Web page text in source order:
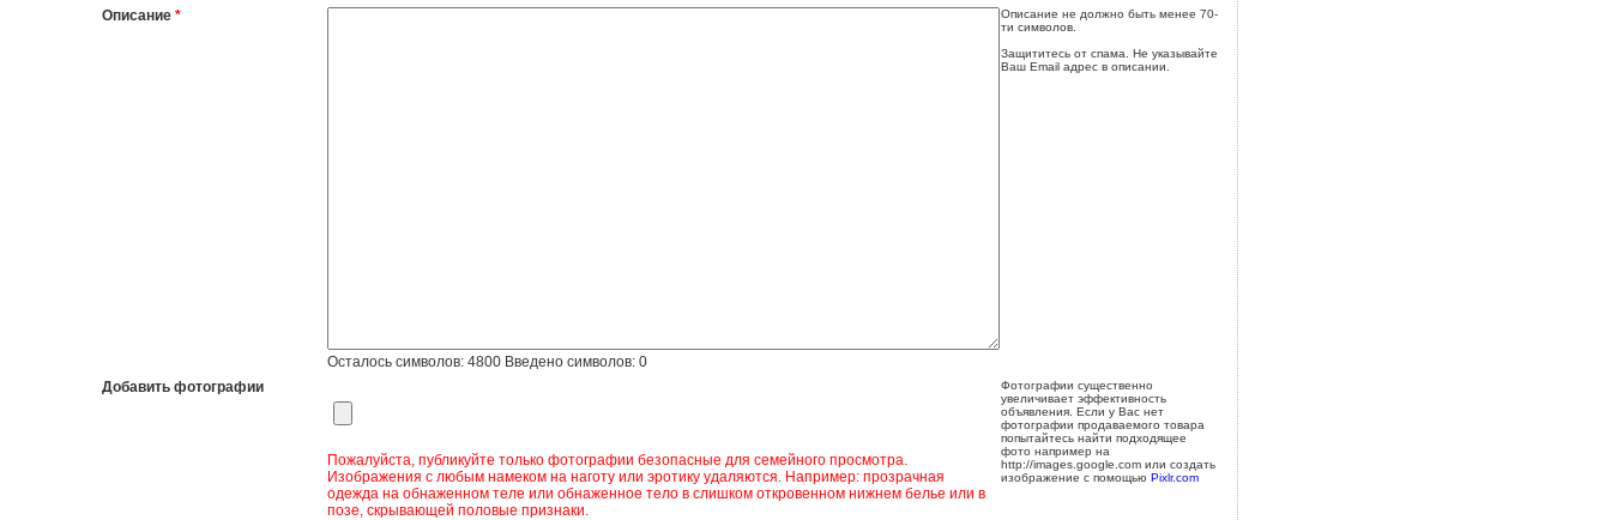
Описание *
Осталось символов: 4800Введено символов: 0
Описание не должно быть менее 70-
ти символов.
Защититесь от спама. Не указывайте
Ваш Email адрес в описании.
Добавить фотографии
Пожалуйста, публикуйте только фотографии безопасные для семейного просмотра.
Изображения с любым намеком на наготу или эротику удаляются. Например: прозрачная
одежда на обнаженном теле или обнаженное тело в слишком откровенном нижнем белье или в
позе, скрывающей половые признаки.
Фотографии существенно
увеличивает эффективность
объявления. Если у Вас нет
фотографии продаваемого товара
попытайтесь найти подходящее
фото например на
http://images.google.com или создать
изображение с помощью Pixlr.com